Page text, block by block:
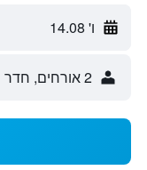
ו' 14.08
2 אורחים, חדר 1